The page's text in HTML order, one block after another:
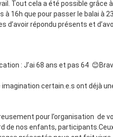
Tout cela a été possible grâce
16h que pour passer le balai
d’avoir répondu présents et
: J’ai 68 ans et pas 64
imagination certain.e.s ont déjà
pour l’organisation de
de nos enfants,